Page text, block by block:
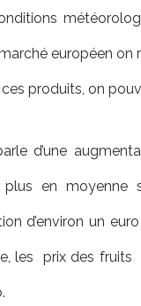
européen
ces produits, on
d’une
plus en
d’environ un
les prix des fruits